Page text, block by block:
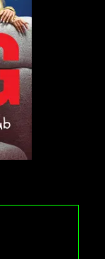
randek i
go, aby
budzą
że tracimy